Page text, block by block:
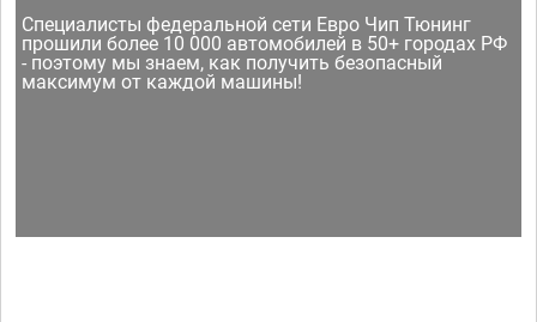
Специалисты федеральной сети Евро Чип Тюнинг
прошили более 10 000 автомобилей в 50+ городах РФ
- поэтому мы знаем, как получить безопасный
максимум от каждой машины!